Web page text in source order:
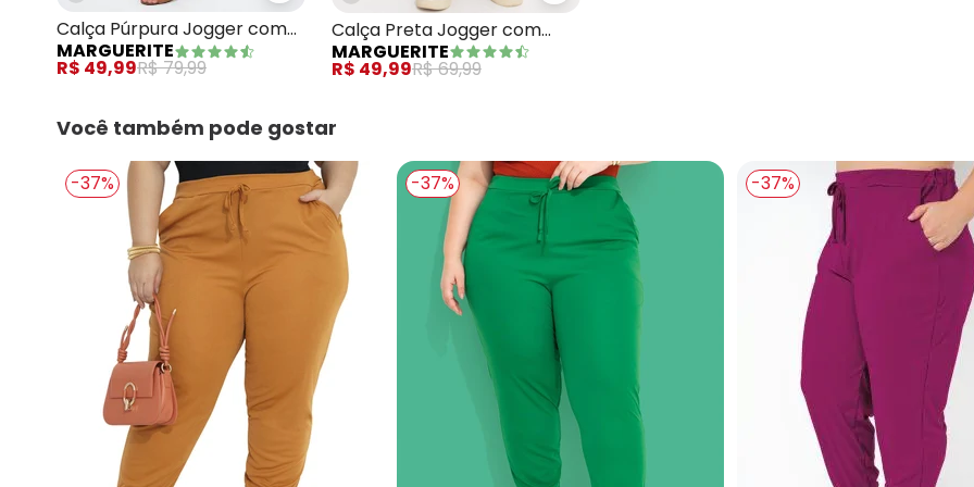
Calça Púrpura Jogger com
Bolsos Plus Size
MARGUERITE
R$ 49,99R$ 79,99
Calça Preta Jogger com
Bolsos Plus Size
MARGUERITE
R$ 49,99R$ 69,99
Você também pode gostar
-37% -37% -37%